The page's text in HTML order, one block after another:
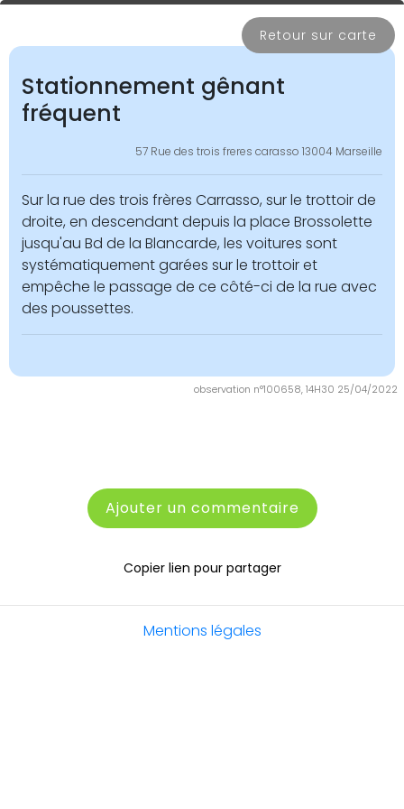
Retour sur carte
observation n°100658, 14H30 25/04/2022
Stationnement gênant
fréquent
57 Rue des trois freres carasso 13004 Marseille
Sur la rue des trois frères Carrasso, sur le trottoir de
droite, en descendant depuis la place Brossolette
jusqu'au Bd de la Blancarde, les voitures sont
systématiquement garées sur le trottoir et
empêche le passage de ce côté-ci de la rue avec
des poussettes.
Ajouter un commentaire
Copier lien pour partager
Mentions légales